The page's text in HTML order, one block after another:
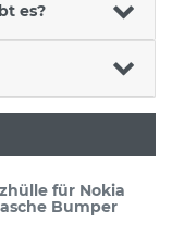
es?
für Nokia
Bumper